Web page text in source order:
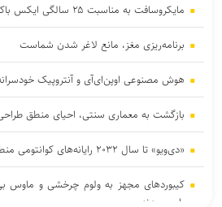
مایکروسافت به مناسبت ۲۵ سالگی ایکس باکس هدایای رایگان می‌دهد
برنامه‌ریزی مغز، مانع لاغر شدن‌ شماست
هوش مصنوعی اوپن‌ای‌آی و آنتروپیک
بازگشت به معماری سنتی، احیای منطق
«دی‌ویو» تا سال ۲۰۳۲ رایانه‌های کوانتومی منطقی می‌سازد
راه رسیدند